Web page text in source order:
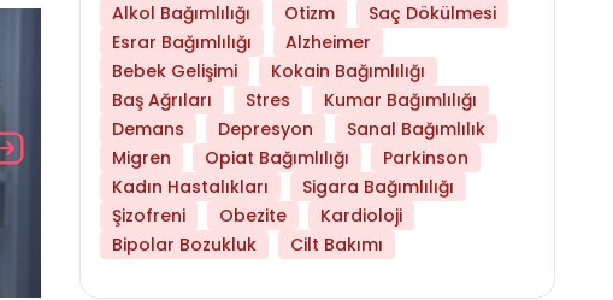
Hangi Yaşta Hangi Testi Yaptırmanız
Alkol Bağımlılığı
Otizm
Saç Dökülmesi
Esrar Bağımlılığı
Alzheimer
Bebek Gelişimi
Kokain Bağımlılığı
Baş Ağrıları
Stres
Kumar Bağımlılığı
Demans
Depresyon
Sanal Bağımlılık
Migren
Opiat Bağımlılığı
Parkinson
Kadın Hastalıkları
Sigara Bağımlılığı
Şizofreni
Obezite
Kardioloji
Bipolar Bozukluk
Cilt Bakımı